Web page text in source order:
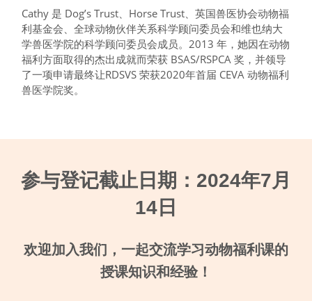
Cathy 是 Dog’s Trust、Horse Trust、英国兽医协会动物福
利基金会、全球动物伙伴关系科学顾问委员会和维也纳大
学兽医学院的科学顾问委员会成员。2013 年，她因在动物
福利方面取得的杰出成就而荣获 BSAS/RSPCA 奖，并领导
了一项申请最终让RDSVS 荣获2020年首届 CEVA 动物福利
兽医学院奖。
参与登记截止日期：2024年7月
14日
欢迎加入我们， 一起交流学习动物福利课的
授课知识和经验！